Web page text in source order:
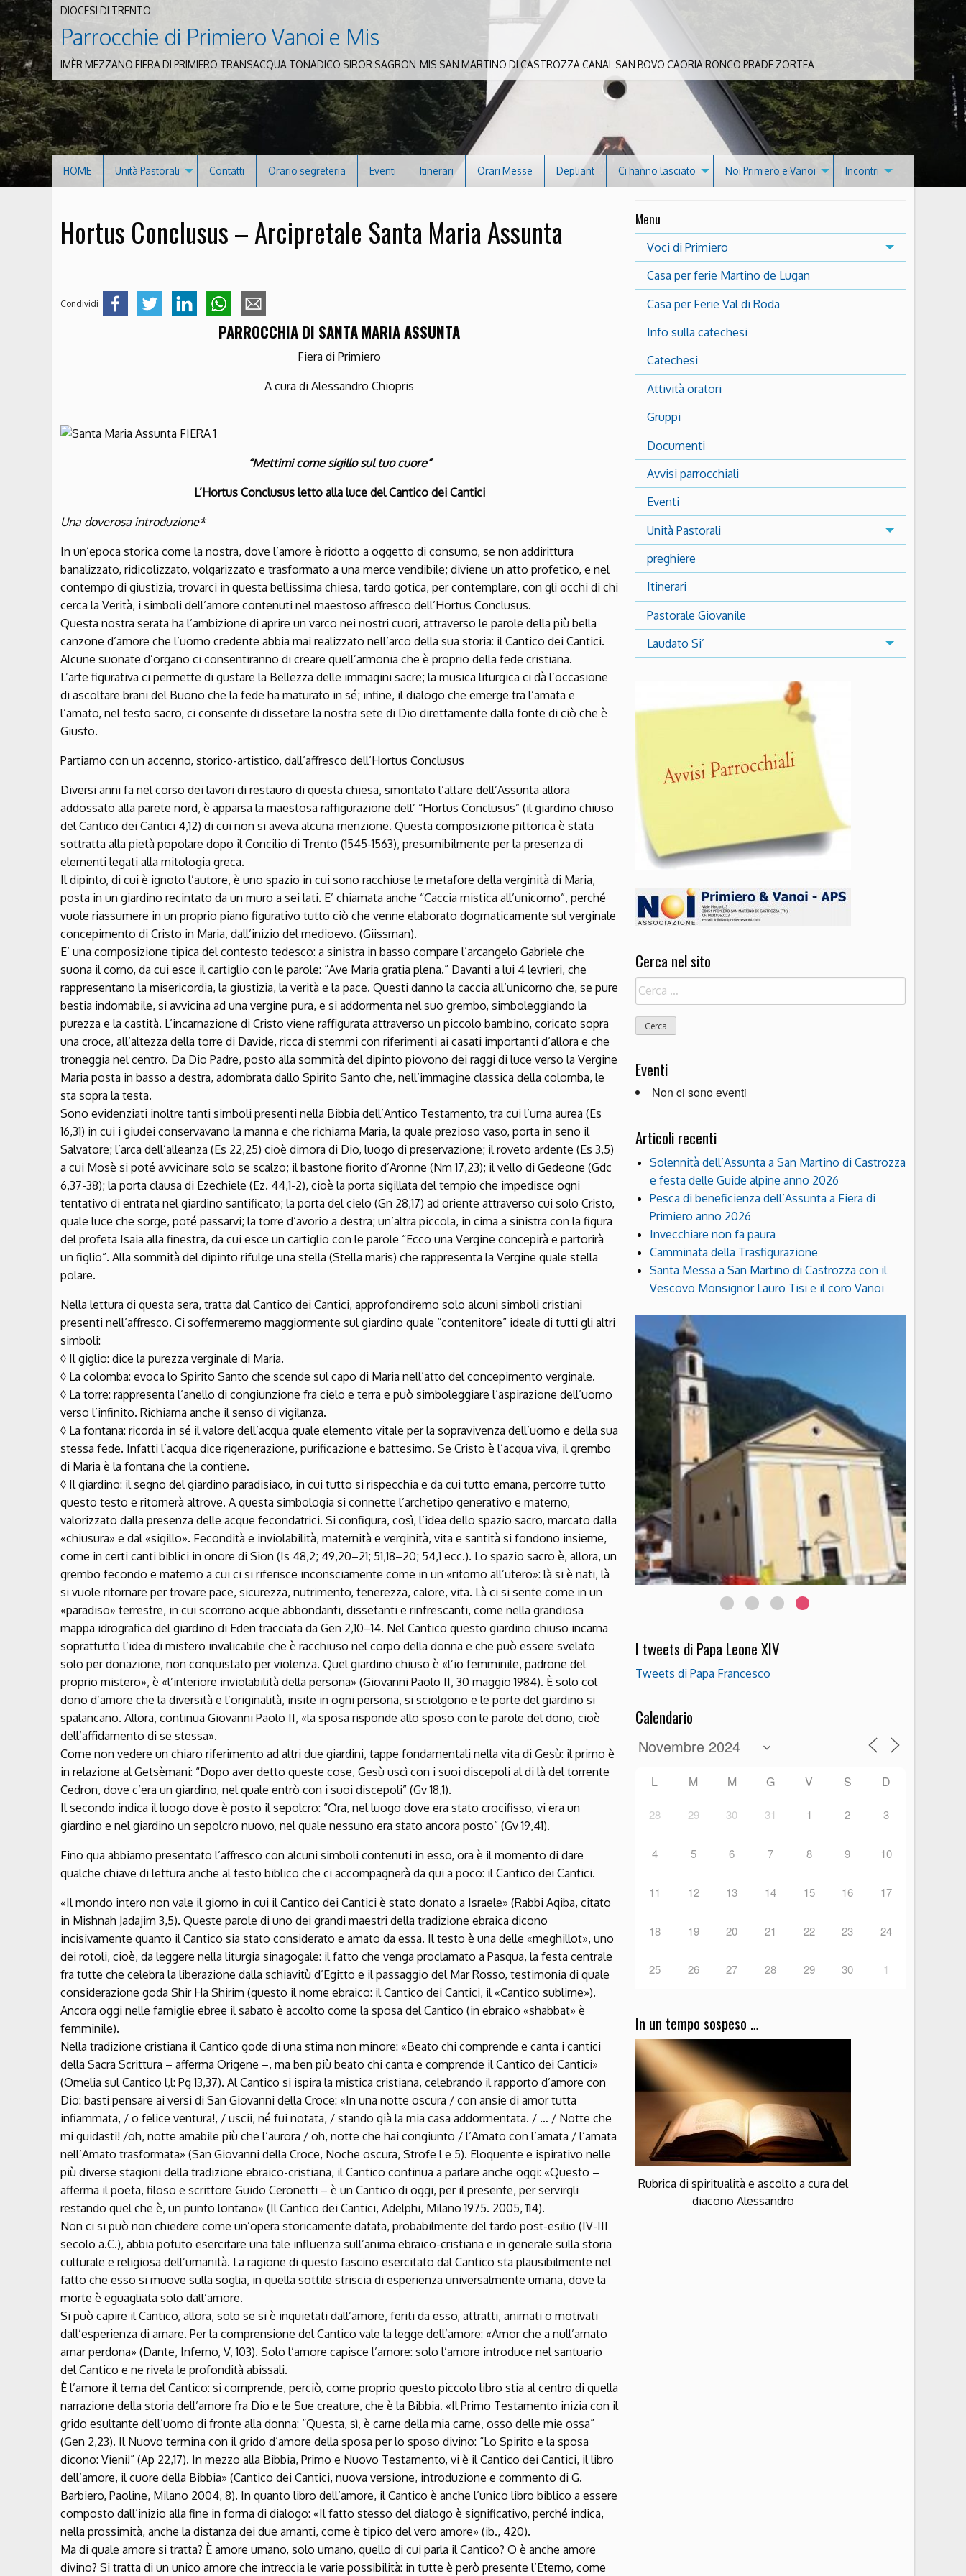
DIOCESI DI TRENTO
Parrocchie di Primiero Vanoi e Mis
IMÈR MEZZANO FIERA DI PRIMIERO TRANSACQUA TONADICO SIROR SAGRON-MIS SAN MARTINO DI CASTROZZA CANAL SAN BOVO CAORIA RONCO PRADE ZORTEA
HOME Unità Pastorali Contatti Orario segreteria Eventi Itinerari Orari Messe Depliant Ci hanno lasciato Noi Primiero e Vanoi Incontri
Hortus Conclusus – Arcipretale Santa Maria Assunta
Condividi
PARROCCHIA DI SANTA MARIA ASSUNTA
Fiera di Primiero
A cura di Alessandro Chiopris
“Mettimi come sigillo sul tuo cuore”
L’Hortus Conclusus letto alla luce del Cantico dei Cantici
Una doverosa introduzione*
In un’epoca storica come la nostra, dove l’amore è ridotto a oggetto di consumo, se non addirittura
banalizzato, ridicolizzato, volgarizzato e trasformato a una merce vendibile; diviene un atto profetico, e nel
contempo di giustizia, trovarci in questa bellissima chiesa, tardo gotica, per contemplare, con gli occhi di chi
cerca la Verità, i simboli dell’amore contenuti nel maestoso affresco dell’Hortus Conclusus.
Questa nostra serata ha l’ambizione di aprire un varco nei nostri cuori, attraverso le parole della più bella
canzone d’amore che l’uomo credente abbia mai realizzato nell’arco della sua storia: il Cantico dei Cantici.
Alcune suonate d’organo ci consentiranno di creare quell’armonia che è proprio della fede cristiana.
L’arte figurativa ci permette di gustare la Bellezza delle immagini sacre; la musica liturgica ci dà l’occasione
di ascoltare brani del Buono che la fede ha maturato in sé; infine, il dialogo che emerge tra l’amata e
l’amato, nel testo sacro, ci consente di dissetare la nostra sete di Dio direttamente dalla fonte di ciò che è
Giusto.
Partiamo con un accenno, storico-artistico, dall’affresco dell’Hortus Conclusus
Diversi anni fa nel corso dei lavori di restauro di questa chiesa, smontato l’altare dell’Assunta allora
addossato alla parete nord, è apparsa la maestosa raffigurazione dell’ “Hortus Conclusus” (il giardino chiuso
del Cantico dei Cantici 4,12) di cui non si aveva alcuna menzione. Questa composizione pittorica è stata
sottratta alla pietà popolare dopo il Concilio di Trento (1545-1563), presumibilmente per la presenza di
elementi legati alla mitologia greca.
Il dipinto, di cui è ignoto l’autore, è uno spazio in cui sono racchiuse le metafore della verginità di Maria,
posta in un giardino recintato da un muro a sei lati. E’ chiamata anche “Caccia mistica all’unicorno”, perché
vuole riassumere in un proprio piano figurativo tutto ciò che venne elaborato dogmaticamente sul verginale
concepimento di Cristo in Maria, dall’inizio del medioevo. (Giissman).
E’ una composizione tipica del contesto tedesco: a sinistra in basso compare l’arcangelo Gabriele che
suona il corno, da cui esce il cartiglio con le parole: “Ave Maria gratia plena.” Davanti a lui 4 levrieri, che
rappresentano la misericordia, la giustizia, la verità e la pace. Questi danno la caccia all’unicorno che, se pure
bestia indomabile, si avvicina ad una vergine pura, e si addormenta nel suo grembo, simboleggiando la
purezza e la castità. L’incarnazione di Cristo viene raffigurata attraverso un piccolo bambino, coricato sopra
una croce, all’altezza della torre di Davide, ricca di stemmi con riferimenti ai casati importanti d’allora e che
troneggia nel centro. Da Dio Padre, posto alla sommità del dipinto piovono dei raggi di luce verso la Vergine
Maria posta in basso a destra, adombrata dallo Spirito Santo che, nell’immagine classica della colomba, le
sta sopra la testa.
Sono evidenziati inoltre tanti simboli presenti nella Bibbia dell’Antico Testamento, tra cui l’urna aurea (Es
16,31) in cui i giudei conservavano la manna e che richiama Maria, la quale prezioso vaso, porta in seno il
Salvatore; l’arca dell’alleanza (Es 22,25) cioè dimora di Dio, luogo di preservazione; il roveto ardente (Es 3,5)
a cui Mosè si poté avvicinare solo se scalzo; il bastone fiorito d’Aronne (Nm 17,23); il vello di Gedeone (Gdc
6,37-38); la porta clausa di Ezechiele (Ez. 44,1-2), cioè la porta sigillata del tempio che impedisce ogni
tentativo di entrata nel giardino santificato; la porta del cielo (Gn 28,17) ad oriente attraverso cui solo Cristo,
quale luce che sorge, poté passarvi; la torre d’avorio a destra; un’altra piccola, in cima a sinistra con la figura
del profeta Isaia alla finestra, da cui esce un cartiglio con le parole “Ecco una Vergine concepirà e partorirà
un figlio”. Alla sommità del dipinto rifulge una stella (Stella maris) che rappresenta la Vergine quale stella
polare.
Nella lettura di questa sera, tratta dal Cantico dei Cantici, approfondiremo solo alcuni simboli cristiani
presenti nell’affresco. Ci soffermeremo maggiormente sul giardino quale “contenitore” ideale di tutti gli altri
simboli:
◊ Il giglio: dice la purezza verginale di Maria.
◊ La colomba: evoca lo Spirito Santo che scende sul capo di Maria nell’atto del concepimento verginale.
◊ La torre: rappresenta l’anello di congiunzione fra cielo e terra e può simboleggiare l’aspirazione dell’uomo
verso l’infinito. Richiama anche il senso di vigilanza.
◊ La fontana: ricorda in sé il valore dell’acqua quale elemento vitale per la sopravivenza dell’uomo e della sua
stessa fede. Infatti l’acqua dice rigenerazione, purificazione e battesimo. Se Cristo è l’acqua viva, il grembo
di Maria è la fontana che la contiene.
◊ Il giardino: il segno del giardino paradisiaco, in cui tutto si rispecchia e da cui tutto emana, percorre tutto
questo testo e ritornerà altrove. A questa simbologia si connette l’archetipo generativo e materno,
valorizzato dalla presenza delle acque fecondatrici. Si configura, così, l’idea dello spazio sacro, marcato dalla
«chiusura» e dal «sigillo». Fecondità e inviolabilità, maternità e verginità, vita e santità si fondono insieme,
come in certi canti biblici in onore di Sion (Is 48,2; 49,20–21; 51,18–20; 54,1 ecc.). Lo spazio sacro è, allora, un
grembo fecondo e materno a cui ci si riferisce inconsciamente come in un «ritorno all’utero»: là si è nati, là
si vuole ritornare per trovare pace, sicurezza, nutrimento, tenerezza, calore, vita. Là ci si sente come in un
«paradiso» terrestre, in cui scorrono acque abbondanti, dissetanti e rinfrescanti, come nella grandiosa
mappa idrografica del giardino di Eden tracciata da Gen 2,10–14. Nel Cantico questo giardino chiuso incarna
soprattutto l’idea di mistero invalicabile che è racchiuso nel corpo della donna e che può essere svelato
solo per donazione, non conquistato per violenza. Quel giardino chiuso è «l’io femminile, padrone del
proprio mistero», è «l’interiore inviolabilità della persona» (Giovanni Paolo II, 30 maggio 1984). È solo col
dono d’amore che la diversità e l’originalità, insite in ogni persona, si sciolgono e le porte del giardino si
spalancano. Allora, continua Giovanni Paolo II, «la sposa risponde allo sposo con le parole del dono, cioè
dell’affidamento di se stessa».
Come non vedere un chiaro riferimento ad altri due giardini, tappe fondamentali nella vita di Gesù: il primo è
in relazione al Getsèmani: “Dopo aver detto queste cose, Gesù uscì con i suoi discepoli al di là del torrente
Cedron, dove c’era un giardino, nel quale entrò con i suoi discepoli” (Gv 18,1).
Il secondo indica il luogo dove è posto il sepolcro: “Ora, nel luogo dove era stato crocifisso, vi era un
giardino e nel giardino un sepolcro nuovo, nel quale nessuno era stato ancora posto” (Gv 19,41).
Fino qua abbiamo presentato l’affresco con alcuni simboli contenuti in esso, ora è il momento di dare
qualche chiave di lettura anche al testo biblico che ci accompagnerà da qui a poco: il Cantico dei Cantici.
«Il mondo intero non vale il giorno in cui il Cantico dei Cantici è stato donato a Israele» (Rabbi Aqiba, citato
in Mishnah Jadajim 3,5). Queste parole di uno dei grandi maestri della tradizione ebraica dicono
incisivamente quanto il Cantico sia stato considerato e amato da essa. Il testo è una delle «meghillot», uno
dei rotoli, cioè, da leggere nella liturgia sinagogale: il fatto che venga proclamato a Pasqua, la festa centrale
fra tutte che celebra la liberazione dalla schiavitù d’Egitto e il passaggio del Mar Rosso, testimonia di quale
considerazione goda Shir Ha Shirim (questo il nome ebraico: il Cantico dei Cantici, il «Cantico sublime»).
Ancora oggi nelle famiglie ebree il sabato è accolto come la sposa del Cantico (in ebraico «shabbat» è
femminile).
Nella tradizione cristiana il Cantico gode di una stima non minore: «Beato chi comprende e canta i cantici
della Sacra Scrittura – afferma Origene –, ma ben più beato chi canta e comprende il Cantico dei Cantici»
(Omelia sul Cantico l,l: Pg 13,37). Al Cantico si ispira la mistica cristiana, celebrando il rapporto d’amore con
Dio: basti pensare ai versi di San Giovanni della Croce: «In una notte oscura / con ansie di amor tutta
infiammata, / o felice ventura!, / uscii, né fui notata, / stando già la mia casa addormentata. / … / Notte che
mi guidasti! /oh, notte amabile più che l’aurora / oh, notte che hai congiunto / l’Amato con l’amata / l’amata
nell’Amato trasformata» (San Giovanni della Croce, Noche oscura, Strofe l e 5). Eloquente e ispirativo nelle
più diverse stagioni della tradizione ebraico-cristiana, il Cantico continua a parlare anche oggi: «Questo –
afferma il poeta, filoso e scrittore Guido Ceronetti – è un Cantico di oggi, per il presente, per servirgli
restando quel che è, un punto lontano» (Il Cantico dei Cantici, Adelphi, Milano 1975. 2005, 114).
Non ci si può non chiedere come un’opera storicamente datata, probabilmente del tardo post-esilio (IV-III
secolo a.C.), abbia potuto esercitare una tale influenza sull’anima ebraico-cristiana e in generale sulla storia
culturale e religiosa dell’umanità. La ragione di questo fascino esercitato dal Cantico sta plausibilmente nel
fatto che esso si muove sulla soglia, in quella sottile striscia di esperienza universalmente umana, dove la
morte è eguagliata solo dall’amore.
Si può capire il Cantico, allora, solo se si è inquietati dall’amore, feriti da esso, attratti, animati o motivati
dall’esperienza di amare. Per la comprensione del Cantico vale la legge dell’amore: «Amor che a null’amato
amar perdona» (Dante, Inferno, V, 103). Solo l’amore capisce l’amore: solo l’amore introduce nel santuario
del Cantico e ne rivela le profondità abissali.
È l’amore il tema del Cantico: si comprende, perciò, come proprio questo piccolo libro stia al centro di quella
narrazione della storia dell’amore fra Dio e le Sue creature, che è la Bibbia. «Il Primo Testamento inizia con il
grido esultante dell’uomo di fronte alla donna: “Questa, sì, è carne della mia carne, osso delle mie ossa”
(Gen 2,23). Il Nuovo termina con il grido d’amore della sposa per lo sposo divino: “Lo Spirito e la sposa
dicono: Vieni!” (Ap 22,17). In mezzo alla Bibbia, Primo e Nuovo Testamento, vi è il Cantico dei Cantici, il libro
dell’amore, il cuore della Bibbia» (Cantico dei Cantici, nuova versione, introduzione e commento di G.
Barbiero, Paoline, Milano 2004, 8). In quanto libro dell’amore, il Cantico è anche l’unico libro biblico a essere
composto dall’inizio alla fine in forma di dialogo: «Il fatto stesso del dialogo è significativo, perché indica,
nella prossimità, anche la distanza dei due amanti, come è tipico del vero amore» (ib., 420).
Ma di quale amore si tratta? È amore umano, solo umano, quello di cui parla il Cantico? O è anche amore
divino? Si tratta di un unico amore che intreccia le varie possibilità: in tutte è però presente l’Eterno, come
Menu
Voci di Primiero
Casa per ferie Martino de Lugan
Casa per Ferie Val di Roda
Info sulla catechesi
Catechesi
Attività oratori
Gruppi
Documenti
Avvisi parrocchiali
Eventi
Unità Pastorali
preghiere
Itinerari
Pastorale Giovanile
Laudato Si’
Cerca nel sito
Ricerca
per:
Eventi
Non ci sono eventi
Articoli recenti
Solennità dell’Assunta a San Martino di Castrozza
e festa delle Guide alpine anno 2026
Pesca di beneficienza dell’Assunta a Fiera di
Primiero anno 2026
Invecchiare non fa paura
Camminata della Trasfigurazione
Santa Messa a San Martino di Castrozza con il
Vescovo Monsignor Lauro Tisi e il coro Vanoi
I tweets di Papa Leone XIV
Tweets di Papa Francesco
Calendario
L M M G V S D
28 29 30 31 1 2 3
4 5 6 7 8 9 10
11 12 13 14 15 16 17
18 19 20 21 22 23 24
25 26 27 28 29 30 1
In un tempo sospeso …
Rubrica di spiritualità e ascolto a cura del
diacono Alessandro